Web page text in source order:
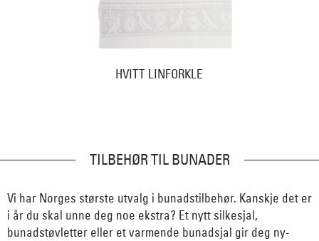
HVITT LINFORKLE
TILBEHØR TIL BUNADER
Vi har Norges største utvalg i bunadstilbehør. Kanskje det er
i år du skal unne deg noe ekstra? Et nytt silkesjal,
bunadstøvletter eller et varmende bunadsjal gir deg ny-